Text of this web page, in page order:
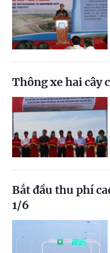
Thông xe hai cây
Bắt đầu thu phí
1/6